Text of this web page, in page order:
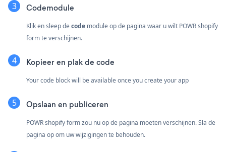
Codemodule
Klik en sleep decode module op de pagina waar u wilt POWR shopify
form te verschijnen.
Kopieer en plak de code
Your code block will be available once you create your app
Opslaan en publiceren
POWR shopify form zou nu op de pagina moeten verschijnen. Sla de
pagina op om uw wijzigingen te behouden.